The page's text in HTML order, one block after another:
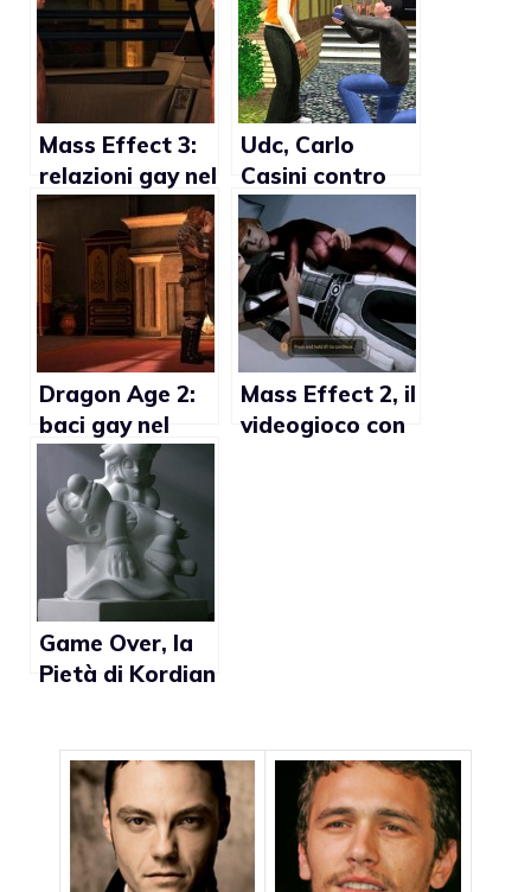
Mass Effect 3:
relazioni gay nel
prossimo
capitolo del
videogame
Udc, Carlo
Casini contro
The Sims 3: “E’
un videogioco
gay”
Dragon Age 2:
baci gay nel
videogioco
della Bioware
Mass Effect 2, il
videogioco con
Game Over, la
Pietà di Kordian
e la Principessa
Peach